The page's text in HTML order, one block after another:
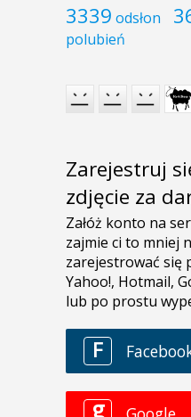
3339 odsłon
polubień
Zarejestruj
zdjęcie za